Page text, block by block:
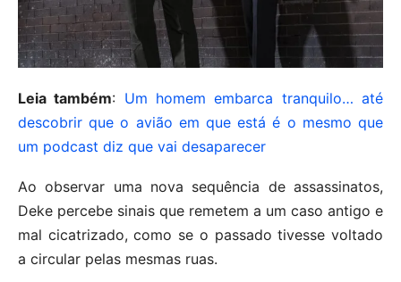
Leia também: Um homem embarca tranquilo… até
descobrir que o avião em que está é o mesmo que
um podcast diz que vai desaparecer
Ao observar uma nova sequência de assassinatos,
Deke percebe sinais que remetem a um caso antigo e
mal cicatrizado, como se o passado tivesse voltado
a circular pelas mesmas ruas.